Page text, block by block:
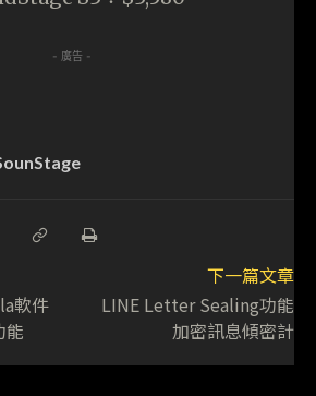
- 廣告 -
軟件
能
下一篇文章
LINE Letter Sealing功能
加密訊息傾密計